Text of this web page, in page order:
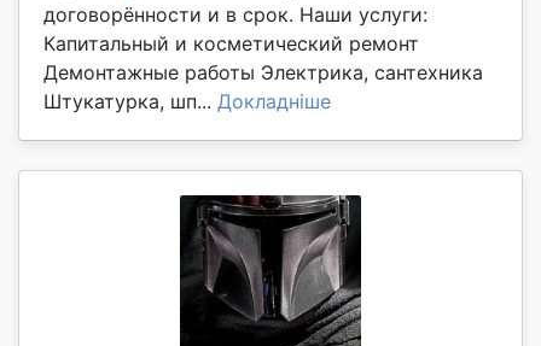
договорённости и в срок. Наши услуги:
Капитальный и косметический ремонт
Демонтажные работы Электрика, сантехника
Штукатурка, шп... Докладніше